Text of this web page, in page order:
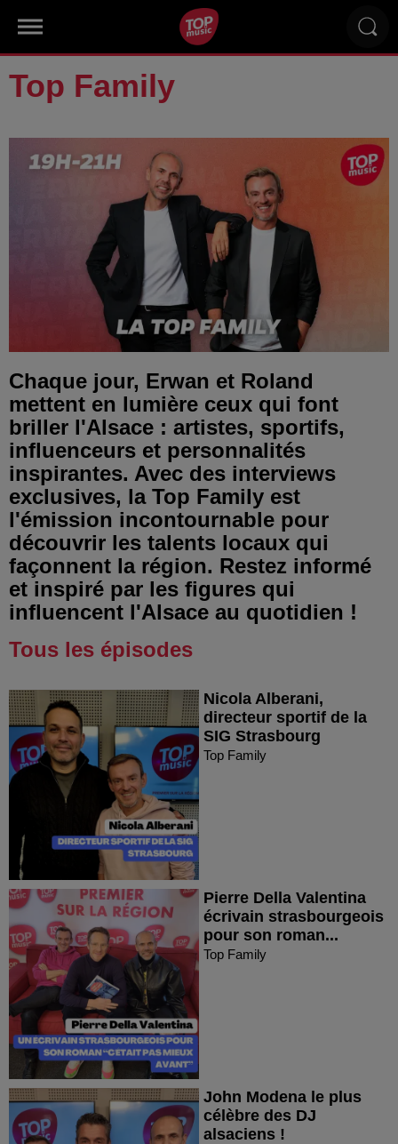
Top Family
Chaque jour, Erwan et Roland
mettent en lumière ceux qui font
briller l'Alsace : artistes, sportifs,
influenceurs et personnalités
inspirantes. Avec des interviews
exclusives, la Top Family est
l'émission incontournable pour
découvrir les talents locaux qui
façonnent la région. Restez informé
et inspiré par les figures qui
influencent l'Alsace au quotidien !
Tous les épisodes
Nicola Alberani,
directeur sportif de la
SIG Strasbourg
Top Family
Pierre Della Valentina
écrivain strasbourgeois
pour son roman...
Top Family
John Modena le plus
célèbre des DJ
alsaciens !